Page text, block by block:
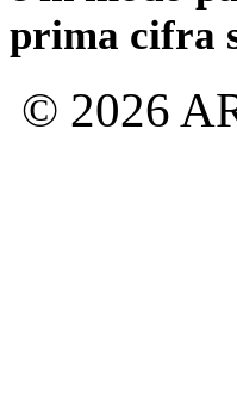
prima cifra
© 2026